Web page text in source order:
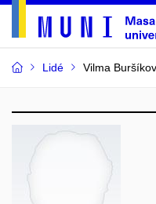
Lidé Vilma